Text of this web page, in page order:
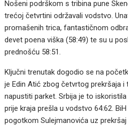
Nošeni podrškom s tribina pune
trećoj četvrtini održavali vodstvo.
promašenih trica, fantastičnom
devet poena viška (58:49) te su u
prednošću 58:51.
Ključni trenutak dogodio se na
je Edin Atić zbog četvrtog prekršaja
napustiti parket. Srbija je to
prije kraja prešla u vodstvo 64:62.
pogotkom Sulejmanovića uz